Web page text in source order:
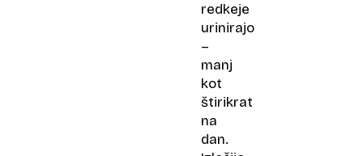
redkeje
urinirajo
–
manj
kot
štirikrat
na
dan.